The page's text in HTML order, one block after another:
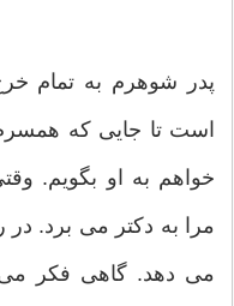
پدر شوهرم به تمام
است تا جایی که
خواهم به او بگویم.
مرا به دکتر می برد.
می دهد. گاهی فکر